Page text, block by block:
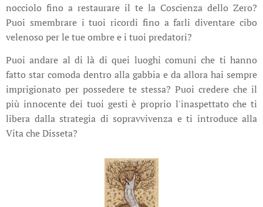
nocciolo fino a restaurare il te la Coscienza dello Zero?
Puoi smembrare i tuoi ricordi fino a farli diventare cibo
velenoso per le tue ombre e i tuoi predatori?
Puoi andare al di là di quei luoghi comuni che ti hanno
fatto star comoda dentro alla gabbia e da allora hai sempre
imprigionato per possedere te stessa? Puoi credere che il
più innocente dei tuoi gesti è proprio l'inaspettato che ti
libera dalla strategia di sopravvivenza e ti introduce alla
Vita che Disseta?